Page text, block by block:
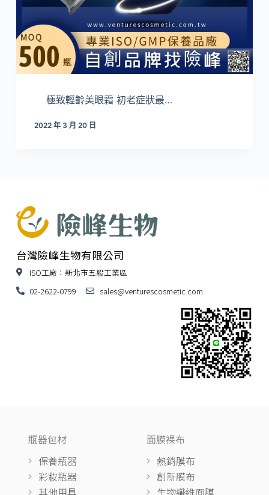
極致輕齡美眼霜 初老症狀最…
2022 年 3 月 20 日
台灣險峰生物有限公司
ISO工廠：新北市五股工業區
02-2622-0799
sales@venturescosmetic.com
瓶器包材
保養瓶器
彩妝瓶器
其他用具
面膜裸布
熱銷膜布
創新膜布
生物纖維面膜